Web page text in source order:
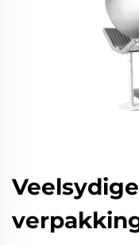
Veelsydige